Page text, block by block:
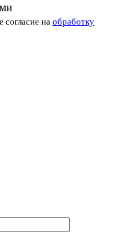
на обработку